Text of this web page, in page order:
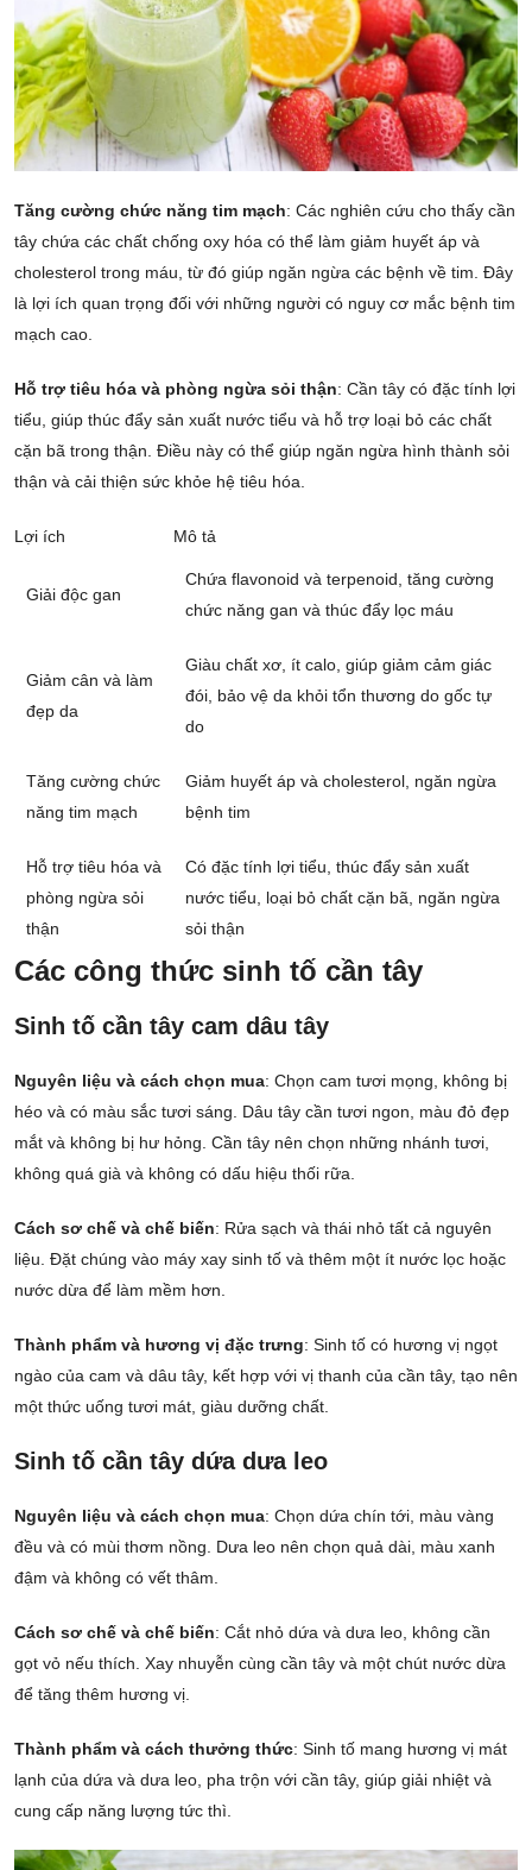
Tăng cường chức năng tim mạch: Các nghiên cứu cho thấy cần
tây chứa các chất chống oxy hóa có thể làm giảm huyết áp và
cholesterol trong máu, từ đó giúp ngăn ngừa các bệnh về tim. Đây
là lợi ích quan trọng đối với những người có nguy cơ mắc bệnh tim
mạch cao.
Hỗ trợ tiêu hóa và phòng ngừa sỏi thận: Cần tây có đặc tính lợi
tiểu, giúp thúc đẩy sản xuất nước tiểu và hỗ trợ loại bỏ các chất
cặn bã trong thận. Điều này có thể giúp ngăn ngừa hình thành sỏi
thận và cải thiện sức khỏe hệ tiêu hóa.
Lợi ích Mô tả
Giải độc gan
Chứa flavonoid và terpenoid, tăng cường
chức năng gan và thúc đẩy lọc máu
Giảm cân và làm
đẹp da
Giàu chất xơ, ít calo, giúp giảm cảm giác
đói, bảo vệ da khỏi tổn thương do gốc tự
do
Tăng cường chức
năng tim mạch
Giảm huyết áp và cholesterol, ngăn ngừa
bệnh tim
Hỗ trợ tiêu hóa và
phòng ngừa sỏi
thận
Có đặc tính lợi tiểu, thúc đẩy sản xuất
nước tiểu, loại bỏ chất cặn bã, ngăn ngừa
sỏi thận
Các công thức sinh tố cần tây
Sinh tố cần tây cam dâu tây
Nguyên liệu và cách chọn mua: Chọn cam tươi mọng, không bị
héo và có màu sắc tươi sáng. Dâu tây cần tươi ngon, màu đỏ đẹp
mắt và không bị hư hỏng. Cần tây nên chọn những nhánh tươi,
không quá già và không có dấu hiệu thối rữa.
Cách sơ chế và chế biến: Rửa sạch và thái nhỏ tất cả nguyên
liệu. Đặt chúng vào máy xay sinh tố và thêm một ít nước lọc hoặc
nước dừa để làm mềm hơn.
Thành phẩm và hương vị đặc trưng: Sinh tố có hương vị ngọt
ngào của cam và dâu tây, kết hợp với vị thanh của cần tây, tạo nên
một thức uống tươi mát, giàu dưỡng chất.
Sinh tố cần tây dứa dưa leo
Nguyên liệu và cách chọn mua: Chọn dứa chín tới, màu vàng
đều và có mùi thơm nồng. Dưa leo nên chọn quả dài, màu xanh
đậm và không có vết thâm.
Cách sơ chế và chế biến: Cắt nhỏ dứa và dưa leo, không cần
gọt vỏ nếu thích. Xay nhuyễn cùng cần tây và một chút nước dừa
để tăng thêm hương vị.
Thành phẩm và cách thưởng thức: Sinh tố mang hương vị mát
lạnh của dứa và dưa leo, pha trộn với cần tây, giúp giải nhiệt và
cung cấp năng lượng tức thì.